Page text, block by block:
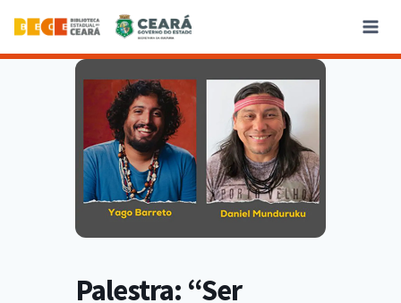
Palestra: “Ser